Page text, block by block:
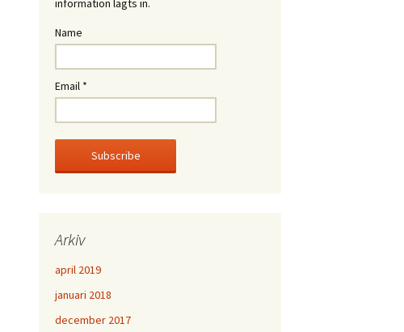
information lagts in.
Name
Email *
Arkiv
april 2019
januari 2018
december 2017